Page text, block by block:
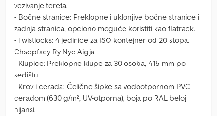
vezivanje tereta.
- Bočne stranice: Preklopne i uklonjive bočne stranice i
zadnja stranica, opciono moguće koristiti kao flatrack.
- Twistlocks: 4 jedinice za ISO kontejner od 20 stopa.
Chsdpfxey Ry Nye Aigja
- Klupice: Preklopne klupe za 30 osoba, 415 mm po
sedištu.
- Krov i cerada: Čelične šipke sa vodootpornom PVC
ceradom (630 g/m², UV-otporna), boja po RAL beloj
nijansi.